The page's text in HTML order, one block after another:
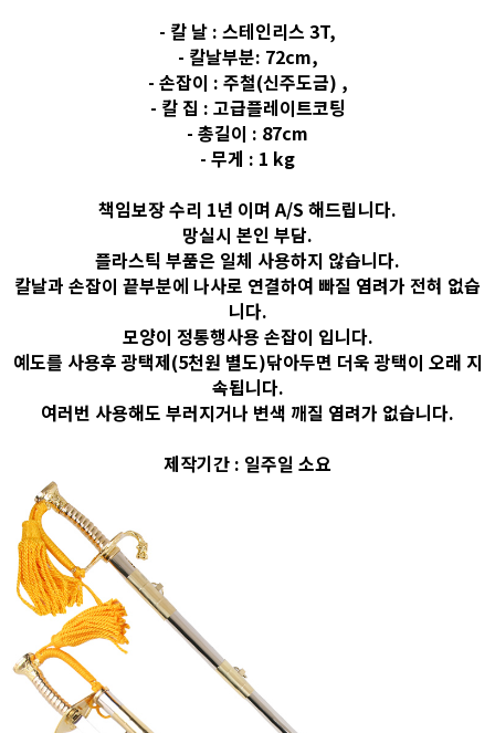
- 칼 날 : 스테인리스 3T,
- 칼날부분: 72cm,
- 손잡이 : 주철(신주도금) ,
- 칼 집 : 고급플레이트코팅
- 총길이 : 87cm
- 무게 : 1 kg
책임보장 수리 1년 이며 A/S 해드립니다.
망실시 본인 부담.
플라스틱 부품은 일체 사용하지 않습니다.
칼날과 손잡이 끝부분에 나사로 연결하여 빠질 염려가 전혀 없습
니다.
모양이 정통행사용 손잡이 입니다.
예도를 사용후 광택제(5천원 별도)닦아두면 더욱 광택이 오래 지
속됩니다.
여러번 사용해도 부러지거나 변색 깨질 염려가 없습니다.
제작기간 : 일주일 소요